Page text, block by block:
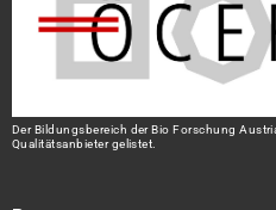
Der Bildungsbereich der Bio Forschung
Qualitätsanbieter gelistet.